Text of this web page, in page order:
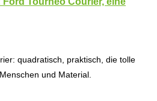
quadratisch, praktisch, die tolle
und Material.